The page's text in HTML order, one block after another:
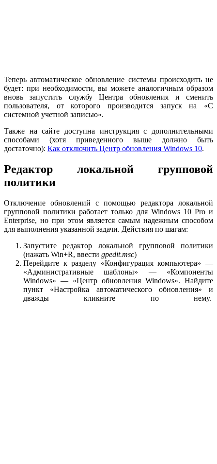
Теперь автоматическое обновление системы происходить не
будет: при необходимости, вы можете аналогичным образом
вновь запустить службу Центра обновления и сменить
пользователя, от которого производится запуск на «С
системной учетной записью».
Также на сайте доступна инструкция с дополнительными
способами (хотя приведенного выше должно быть
достаточно): Как отключить Центр обновления Windows 10.
Редактор локальной групповой
политики
Отключение обновлений с помощью редактора локальной
групповой политики работает только для Windows 10 Pro и
Enterprise, но при этом является самым надежным способом
для выполнения указанной задачи. Действия по шагам:
Запустите редактор локальной групповой политики
(нажать Win+R, ввести gpedit.msc)
Перейдите к разделу «Конфигурация компьютера» —
«Административные шаблоны» — «Компоненты
Windows» — «Центр обновления Windows». Найдите
пункт «Настройка автоматического обновления» и
дважды кликните по нему.